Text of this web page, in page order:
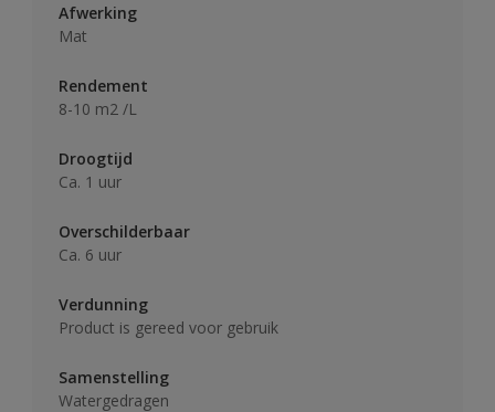
Afwerking
Mat
Rendement
8-10 m2 /L
Droogtijd
Ca. 1 uur
Overschilderbaar
Ca. 6 uur
Verdunning
Product is gereed voor gebruik
Samenstelling
Watergedragen